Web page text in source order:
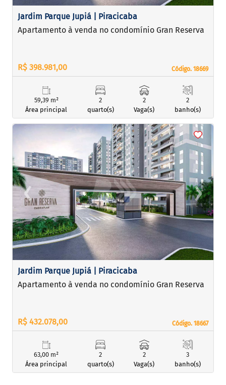
Jardim Parque Jupiá | Piracicaba
Código. 18669
Código. 18669
Apartamento à venda no condomínio Gran Reserva
R$ 398.981,00
59,39 m²
Área principal
2
quarto(s)
2
Vaga(s)
2
banho(s)
<<<<
‹Previous ›Next
Jardim Parque Jupiá | Piracicaba
Código. 18667
Código. 18667
Apartamento à venda no condomínio Gran Reserva
R$ 432.078,00
63,00 m²
Área principal
2
quarto(s)
2
Vaga(s)
3
banho(s)